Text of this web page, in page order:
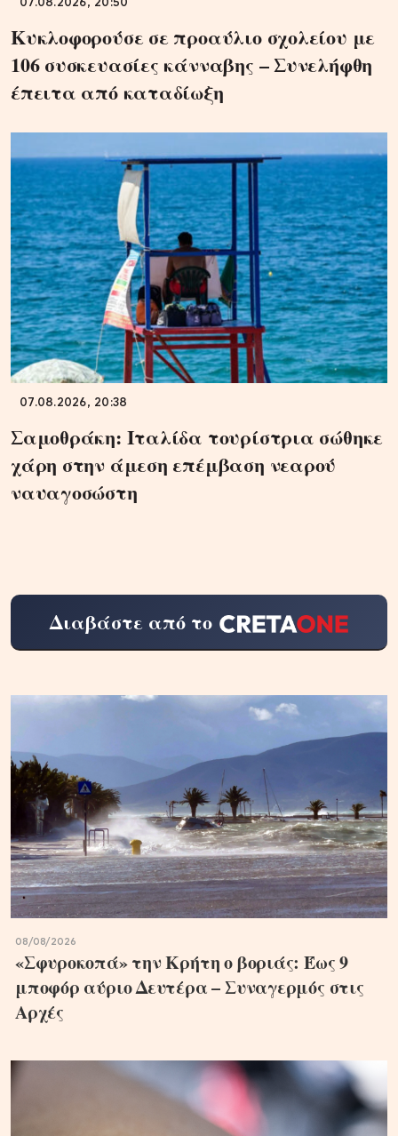
07.08.2026, 20:50
Κυκλοφορούσε σε προαύλιο σχολείου με
106 συσκευασίες κάνναβης – Συνελήφθη
έπειτα από καταδίωξη
07.08.2026, 20:38
Σαμοθράκη: Ιταλίδα τουρίστρια σώθηκε
χάρη στην άμεση επέμβαση νεαρού
ναυαγοσώστη
Διαβάστε από το
08/08/2026
«Σφυροκοπά» την Κρήτη ο βοριάς: Έως 9
μποφόρ αύριο Δευτέρα – Συναγερμός στις
Αρχές